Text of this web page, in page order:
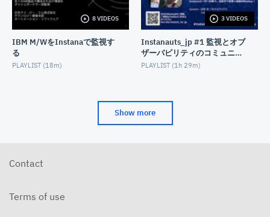
8 VIDEOS
IBM M/WをInstanaで監視す
る
PLAYLIST (18m)
3 VIDEOS
Instanauts_jp #1 監視とオブ
ザーバビリティのコミュニテ
ィはじめました！(Instana
PLAYLIST (1h 29m)
Show more
Contact
Terms of use